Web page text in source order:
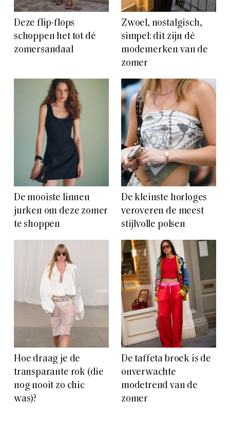
Deze flip-flops
schoppen het tot dé
zomersandaal
Zwoel, nostalgisch,
simpel: dit zijn dé
modemerken van de
zomer
De mooiste linnen
jurken om deze zomer
te shoppen
De kleinste horloges
veroveren de meest
stijlvolle polsen
Hoe draag je de
transparante rok (die
nog nooit zo chic
was)?
De taffeta broek is de
onverwachte
modetrend van de
zomer